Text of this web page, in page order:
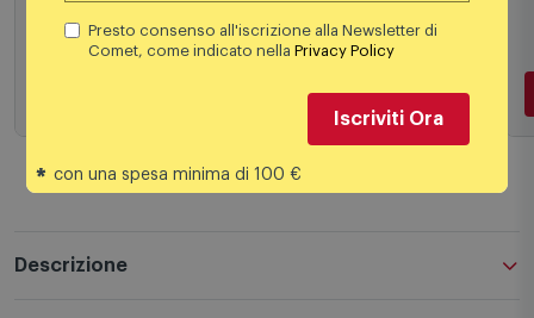
Aggiungi al carrello
Descrizione
Presto consenso all'iscrizione alla Newsletter di
Comet, come indicato nellaPrivacy Policy
Iscriviti Ora
* con una spesa minima di 100 €